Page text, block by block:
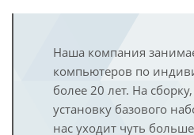
Наша компания
компьютеров по
более 20 лет. На
установку базового
нас уходит чуть